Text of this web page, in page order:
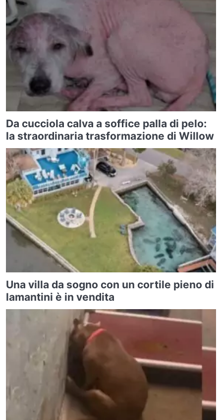
Da cucciola calva a soffice palla di pelo:
la straordinaria trasformazione di Willow
Una villa da sogno con un cortile pieno di
lamantini è in vendita